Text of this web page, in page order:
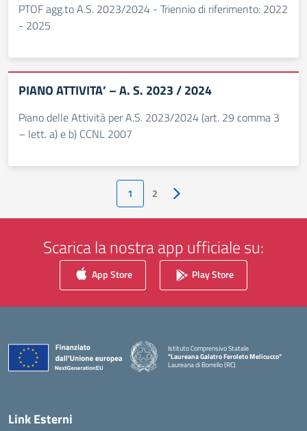
PTOF agg.to A.S. 2023/2024 - Triennio di riferimento: 2022
- 2025
PIANO ATTIVITA’ – A. S. 2023 / 2024
Piano delle Attività per A.S. 2023/2024 (art. 29 comma 3
– lett. a) e b) CCNL 2007
1 2 Pagina successiva
Scarica la nostra app ufficiale su:
App Store Play Store
Istituto Comprensivo Statale
"Laureana Galatro Feroleto Melicucco"
Laureana di Borrello (RC)
Link Esterni